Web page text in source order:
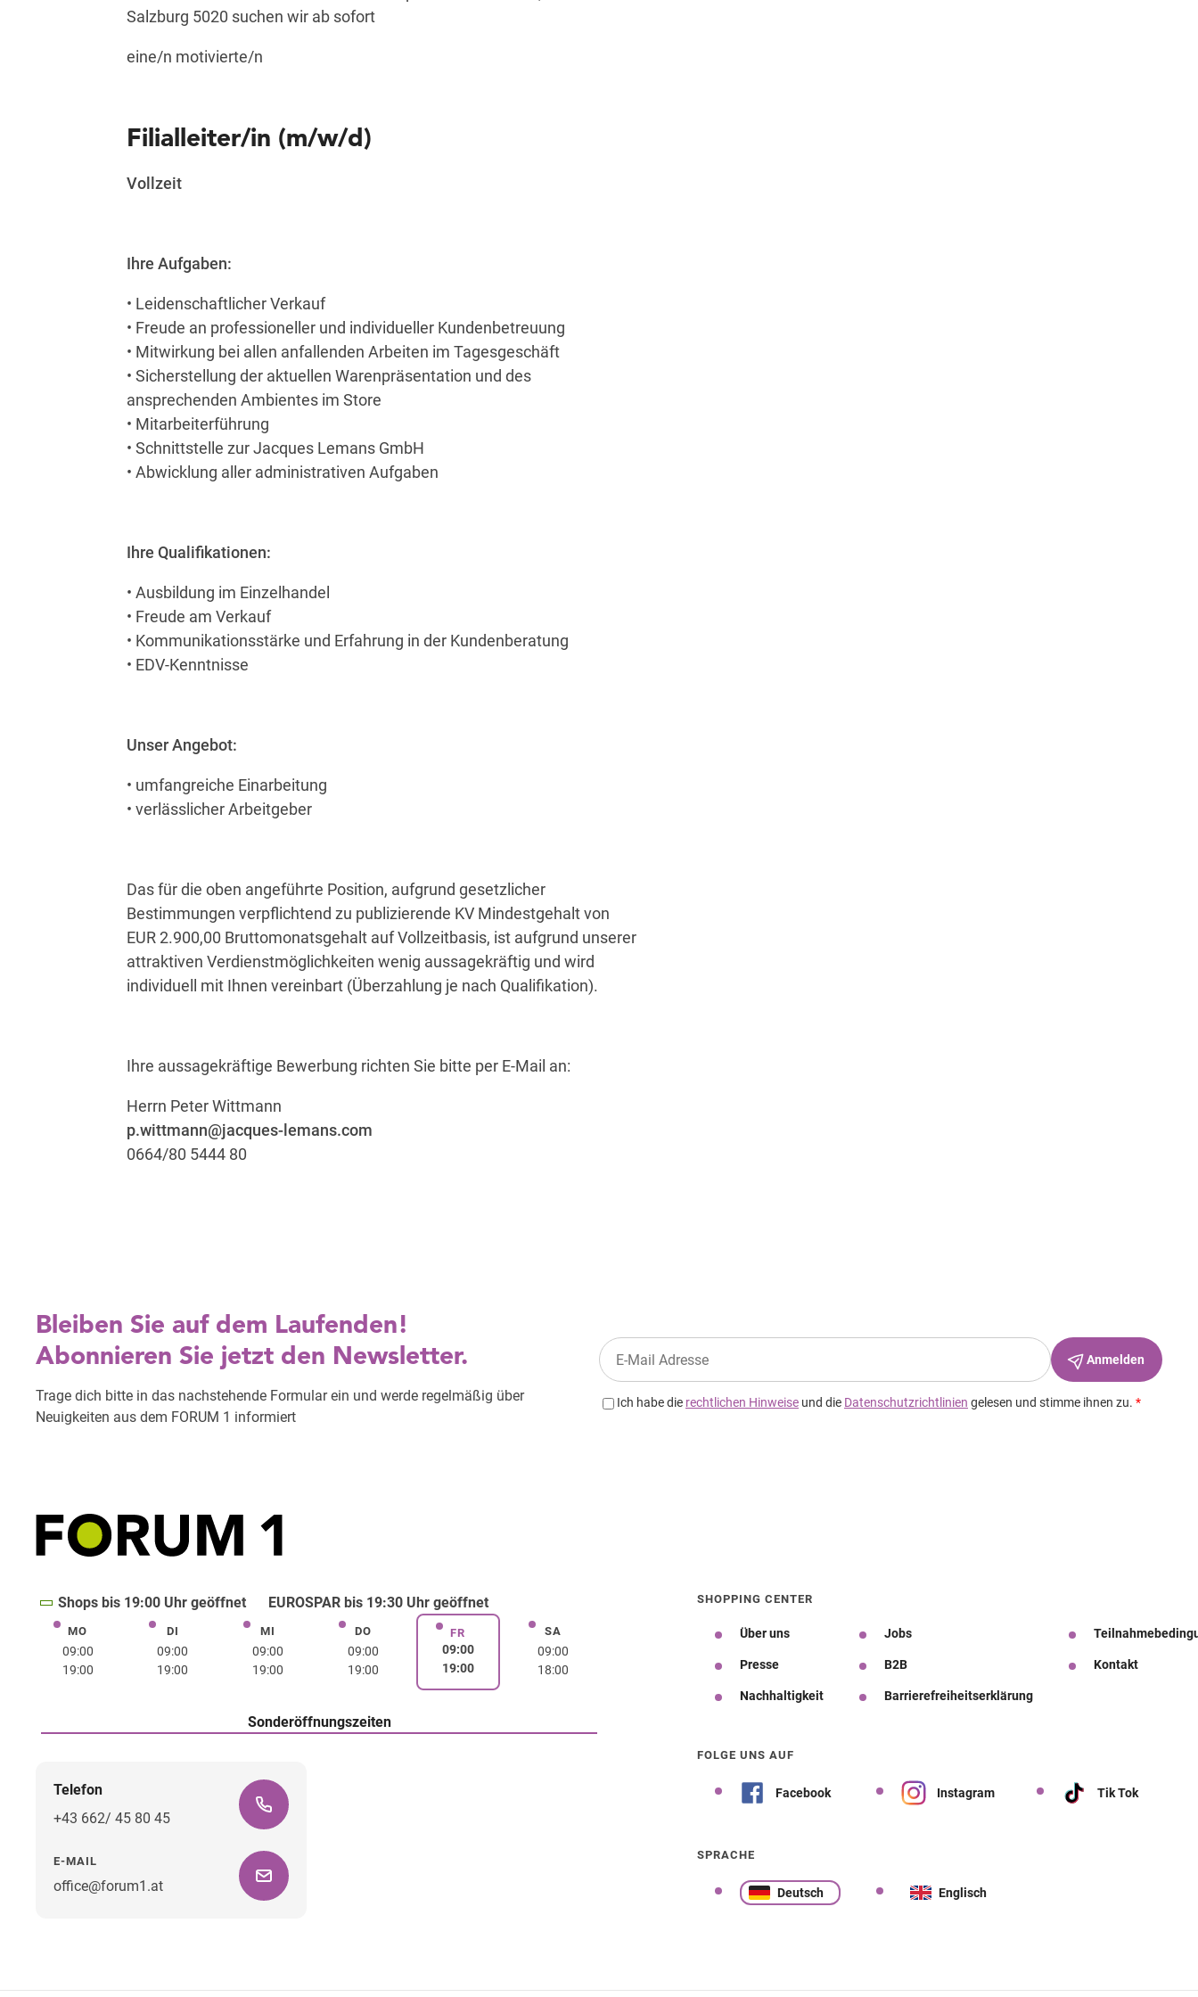
Salzburg 5020 suchen wir ab sofort
eine/n motivierte/n
Filialleiter/in (m/w/d)
Vollzeit
Ihre Aufgaben:
• Leidenschaftlicher Verkauf
• Freude an professioneller und individueller Kundenbetreuung
• Mitwirkung bei allen anfallenden Arbeiten im Tagesgeschäft
• Sicherstellung der aktuellen Warenpräsentation und des
ansprechenden Ambientes im Store
• Mitarbeiterführung
• Schnittstelle zur Jacques Lemans GmbH
• Abwicklung aller administrativen Aufgaben
Ihre Qualifikationen:
• Ausbildung im Einzelhandel
• Freude am Verkauf
• Kommunikationsstärke und Erfahrung in der Kundenberatung
• EDV-Kenntnisse
Unser Angebot:
• umfangreiche Einarbeitung
• verlässlicher Arbeitgeber
Das für die oben angeführte Position, aufgrund gesetzlicher
Bestimmungen verpflichtend zu publizierende KV Mindestgehalt von
EUR 2.900,00 Bruttomonatsgehalt auf Vollzeitbasis, ist aufgrund unserer
attraktiven Verdienstmöglichkeiten wenig aussagekräftig und wird
individuell mit Ihnen vereinbart (Überzahlung je nach Qualifikation).
Ihre aussagekräftige Bewerbung richten Sie bitte per E-Mail an:
Herrn Peter Wittmann
p.wittmann@jacques-lemans.com
0664/80 5444 80
Shops bis 19:00 Uhr geöffnet EUROSPAR bis 19:30 Uhr geöffnet
MOMontag
09:00
19:00
DIDienstag
09:00
19:00
MIMittwoch
09:00
19:00
DODonnerstag
09:00
19:00
FRFreitag
09:00
19:00
SASamstag
09:00
18:00
Sonderöffnungszeiten
Telefon
+43 662/ 45 80 45
E-MAIL
office@forum1.at
SHOPPING CENTER
Über uns Jobs
Presse B2B Kontakt
Nachhaltigkeit Barrierefreiheitserklärung
FOLGE UNS AUF
Facebook Instagram Tik Tok
SPRACHE
Deutsch Englisch